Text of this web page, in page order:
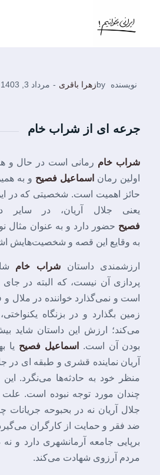
نویسنده byزهرا باقری - مرداد 3, 1403
جرعه ای از شراب خام
شراب خام رمانی است در حال و
اولین رمان اسماعیل فصیح و به
حائز اهمیت است. شخصیتی که در
یعنی جلال آریان، در سایر
فصیح
به وقایع این قصه و شخصیت‌هایش
ارزشمندی داستان شراب خام
پردازی آن نیست، که البته در
است و نمی‌گذارد خواننده در ملال و
زمین بگذارد و در بزنگاه
می‌کند؛ ارزش این داستان شاید
بودن آن است.
اسماعیل فصیح یا
آریان نماینده قشری و طبقه ای در
منظر خود به حادثه‌ها می‌نگرد.
چندان مورد توجه نبوده است. علت
جلال آریان نه در بحبوحه
ضد فقر و حمایت از کارگران
برپایی جامعه آرمانشهری دارد و
مردم آرزوی شهادت می‌کند.